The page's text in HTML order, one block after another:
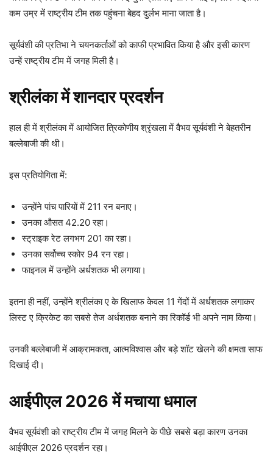
कम उम्र में राष्ट्रीय टीम तक पहुंचना बेहद दुर्लभ माना जाता है।
सूर्यवंशी की प्रतिभा ने चयनकर्ताओं को काफी प्रभावित किया है और इसी कारण
उन्हें राष्ट्रीय टीम में जगह मिली है।
श्रीलंका में शानदार प्रदर्शन
हाल ही में श्रीलंका में आयोजित त्रिकोणीय श्रृंखला में वैभव सूर्यवंशी ने बेहतरीन
बल्लेबाजी की थी।
इस प्रतियोगिता में:
उन्होंने पांच पारियों में 211 रन बनाए।
उनका औसत 42.20 रहा।
स्ट्राइक रेट लगभग 201 का रहा।
उनका सर्वोच्च स्कोर 94 रन रहा।
फाइनल में उन्होंने अर्धशतक भी लगाया।
इतना ही नहीं, उन्होंने श्रीलंका ए के खिलाफ केवल 11 गेंदों में अर्धशतक लगाकर
लिस्ट ए क्रिकेट का सबसे तेज अर्धशतक बनाने का रिकॉर्ड भी अपने नाम किया।
उनकी बल्लेबाजी में आक्रामकता, आत्मविश्वास और बड़े शॉट खेलने की क्षमता साफ
दिखाई दी।
आईपीएल 2026 में मचाया धमाल
वैभव सूर्यवंशी को राष्ट्रीय टीम में जगह मिलने के पीछे सबसे बड़ा कारण उनका
आईपीएल 2026 प्रदर्शन रहा।